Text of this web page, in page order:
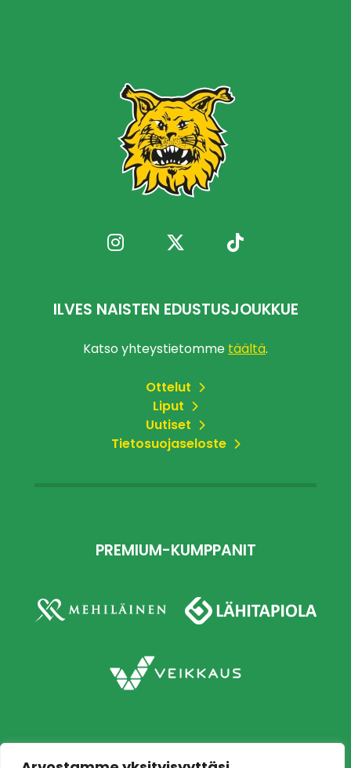
ILVES NAISTEN EDUSTUSJOUKKUE
Katso yhteystietomme täältä.
Ottelut
Liput
Uutiset
Tietosuojaseloste
PREMIUM-KUMPPANIT